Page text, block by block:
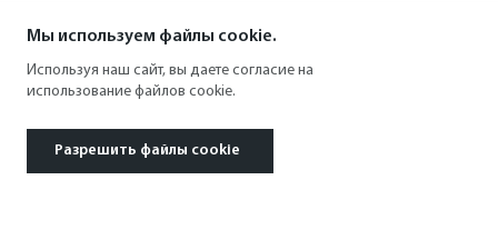
+7 (495) 797-69-70
Мы используем файлы cookie.
Используя наш сайт, вы даете согласие на
использование файлов cookie.
Разрешить файлы cookie